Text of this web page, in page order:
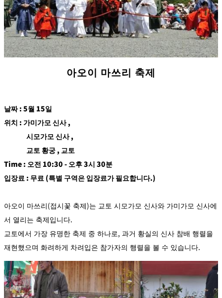
아오이 마쓰리 축제
날짜 : 5월 15일
위치 : 가미가모 신사 ,
시모가모 신사 ,
교토 황궁 , 교토
Time : 오전 10:30 - 오후 3시 30분
입장료 : 무료 (특별 구역은 입장료가 필요합니다.)
아오이 마쓰리(접시꽃 축제)는 교토 시모가모 신사와 가미가모 신사에
서 열리는 축제입니다.
교토에서 가장 유명한 축제 중 하나로, 과거 황실의 신사 참배 행렬을
재현했으며 화려하게 차려입은 참가자의 행렬을 볼 수 있습니다.